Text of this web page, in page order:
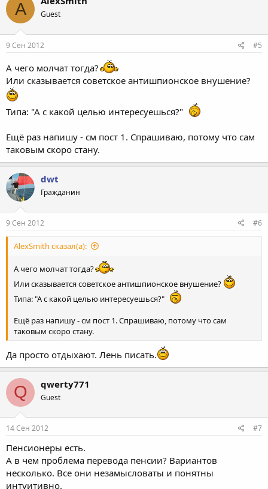
A Guest
9 Сен 2012 #5
А чего молчат тогда?
Или сказывается советское антишпионское внушение?
Типа: "А с какой целью интересуешься?"
Ещё раз напишу - см пост 1. Спрашиваю, потому что сам
таковым скоро стану.
dwt
Гражданин
9 Сен 2012 #6
AlexSmith сказал(а):
А чего молчат тогда?
Или сказывается советское антишпионское внушение?
Типа: "А с какой целью интересуешься?"
Ещё раз напишу - см пост 1. Спрашиваю, потому что сам
таковым скоро стану.
Да просто отдыхают. Лень писать.
Q qwerty771
Guest
14 Сен 2012 #7
Пенсионеры есть.
А в чем проблема перевода пенсии? Вариантов
несколько. Все они незамысловаты и понятны
интуитивно.